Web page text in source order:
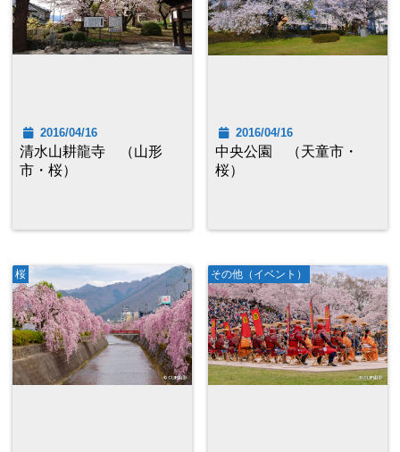
2016/04/16
清水山耕龍寺 （山形
市・桜）
2016/04/16
中央公園 （天童市・
桜）
桜 その他（イベント）